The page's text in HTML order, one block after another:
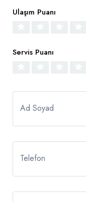
Ulaşım Puanı
Servis Puanı
Ad Soyad
Telefon